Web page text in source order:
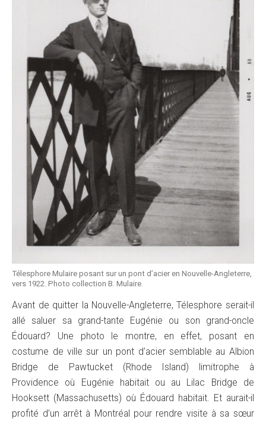
Télesphore Mulaire posant sur un pont d’acier en Nouvelle-Angleterre,
vers 1922. Photo collection B. Mulaire.
Avant de quitter la Nouvelle-Angleterre, Télesphore serait-il
allé saluer sa grand-tante Eugénie ou son grand-oncle
Édouard? Une photo le montre, en effet, posant en
costume de ville sur un pont d’acier semblable au Albion
Bridge de Pawtucket (Rhode Island) limitrophe à
Providence où Eugénie habitait ou au Lilac Bridge de
Hooksett (Massachusetts) où Édouard habitait. Et aurait-il
profité d’un arrêt à Montréal pour rendre visite à sa sœur